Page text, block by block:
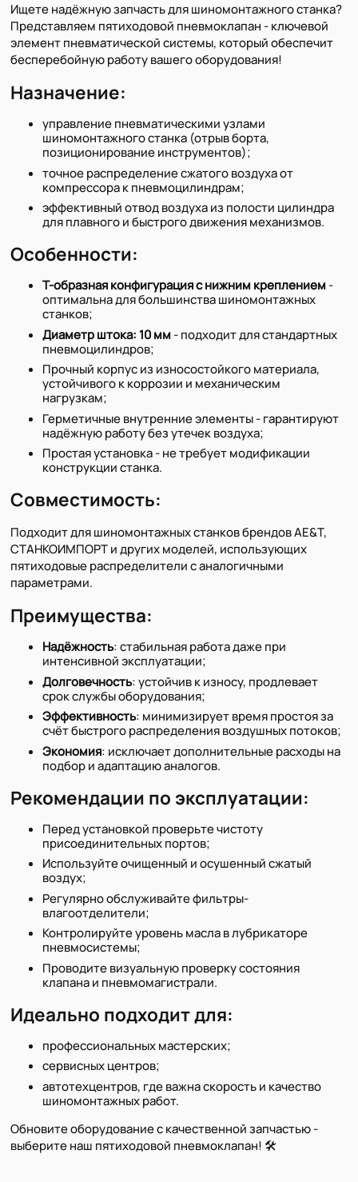
Ищете надёжную запчасть для шиномонтажного станка?
Представляем пятиходовой пневмоклапан - ключевой
элемент пневматической системы, который обеспечит
бесперебойную работу вашего оборудования!
Назначение:
управление пневматическими узлами
шиномонтажного станка (отрыв борта,
позиционирование инструментов);
точное распределение сжатого воздуха от
компрессора к пневмоцилиндрам;
эффективный отвод воздуха из полости цилиндра
для плавного и быстрого движения механизмов.
Особенности:
T-образная конфигурация с нижним креплением-
оптимальна для большинства шиномонтажных
станков;
Диаметр штока: 10 мм- подходит для стандартных
пневмоцилиндров;
Прочный корпус из износостойкого материала,
устойчивого к коррозии и механическим
нагрузкам;
Герметичные внутренние элементы - гарантируют
надёжную работу без утечек воздуха;
Простая установка - не требует модификации
конструкции станка.
Совместимость:
Подходит для шиномонтажных станков брендов AE&T,
СТАНКОИМПОРТ и других моделей, использующих
пятиходовые распределители с аналогичными
параметрами.
Преимущества:
Надёжность: стабильная работа даже при
интенсивной эксплуатации;
Долговечность: устойчив к износу, продлевает
срок службы оборудования;
Эффективность: минимизирует время простоя за
счёт быстрого распределения воздушных потоков;
Экономия: исключает дополнительные расходы на
подбор и адаптацию аналогов.
Рекомендации по эксплуатации:
Перед установкой проверьте чистоту
присоединительных портов;
Используйте очищенный и осушенный сжатый
воздух;
Регулярно обслуживайте фильтры-
влагоотделители;
Контролируйте уровень масла в лубрикаторе
пневмосистемы;
Проводите визуальную проверку состояния
клапана и пневмомагистрали.
Идеально подходит для:
профессиональных мастерских;
сервисных центров;
автотехцентров, где важна скорость и качество
шиномонтажных работ.
Обновите оборудование с качественной запчастью -
выберите наш пятиходовой пневмоклапан! 🛠️